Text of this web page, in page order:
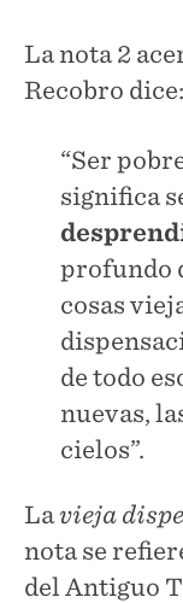
La nota 2
Recobro dice:
“Ser
significa
profundo
cosas
de todo
nuevas,
cielos”.
Lavieja
nota se
del Antiguo